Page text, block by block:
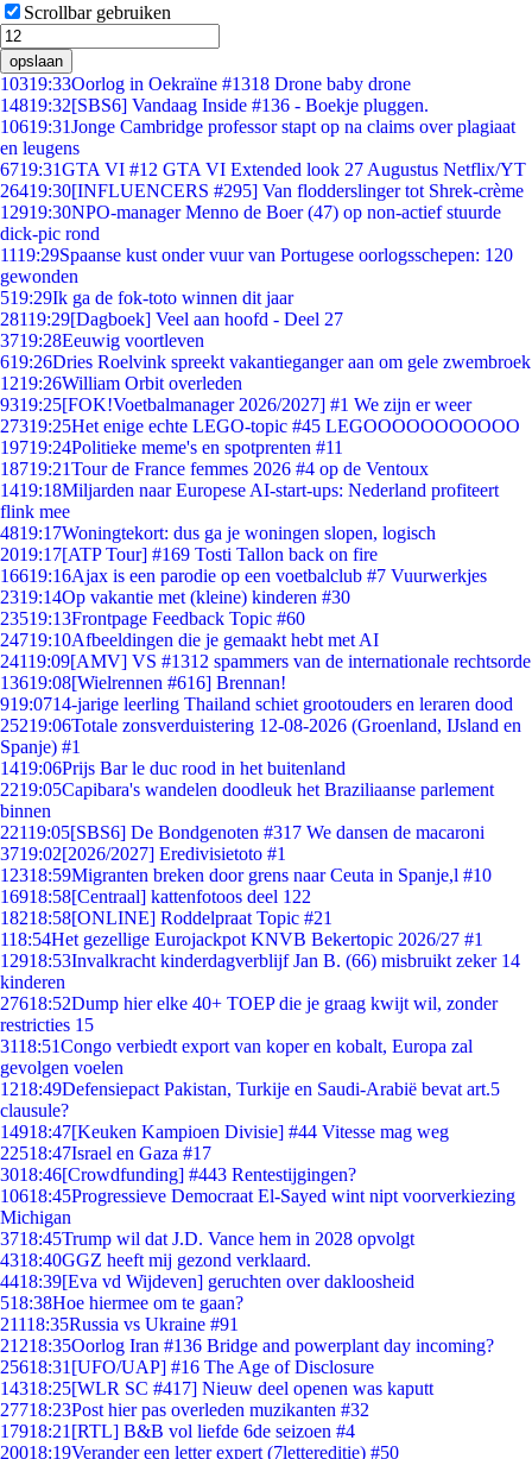
Scrollbar gebruiken
opslaan
10319:33Oorlog in Oekraïne #1318 Drone baby drone
14819:32[SBS6] Vandaag Inside #136 - Boekje pluggen.
10619:31Jonge Cambridge professor stapt op na claims over plagiaat
en leugens
6719:31GTA VI #12 GTA VI Extended look 27 Augustus Netflix/YT
26419:30[INFLUENCERS #295] Van flodderslinger tot Shrek-crème
12919:30NPO-manager Menno de Boer (47) op non-actief stuurde
dick-pic rond
1119:29Spaanse kust onder vuur van Portugese oorlogsschepen: 120
gewonden
519:29Ik ga de fok-toto winnen dit jaar
28119:29[Dagboek] Veel aan hoofd - Deel 27
3719:28Eeuwig voortleven
619:26Dries Roelvink spreekt vakantieganger aan om gele zwembroek
1219:26William Orbit overleden
9319:25[FOK!Voetbalmanager 2026/2027] #1 We zijn er weer
27319:25Het enige echte LEGO-topic #45 LEGOOOOOOOOOOO
19719:24Politieke meme's en spotprenten #11
18719:21Tour de France femmes 2026 #4 op de Ventoux
1419:18Miljarden naar Europese AI-start-ups: Nederland profiteert
flink mee
4819:17Woningtekort: dus ga je woningen slopen, logisch
2019:17[ATP Tour] #169 Tosti Tallon back on fire
16619:16Ajax is een parodie op een voetbalclub #7 Vuurwerkjes
2319:14Op vakantie met (kleine) kinderen #30
23519:13Frontpage Feedback Topic #60
24719:10Afbeeldingen die je gemaakt hebt met AI
24119:09[AMV] VS #1312 spammers van de internationale rechtsorde
13619:08[Wielrennen #616] Brennan!
919:0714-jarige leerling Thailand schiet grootouders en leraren dood
25219:06Totale zonsverduistering 12-08-2026 (Groenland, IJsland en
Spanje) #1
1419:06Prijs Bar le duc rood in het buitenland
2219:05Capibara's wandelen doodleuk het Braziliaanse parlement
binnen
22119:05[SBS6] De Bondgenoten #317 We dansen de macaroni
3719:02[2026/2027] Eredivisietoto #1
12318:59Migranten breken door grens naar Ceuta in Spanje,l #10
16918:58[Centraal] kattenfotoos deel 122
18218:58[ONLINE] Roddelpraat Topic #21
118:54Het gezellige Eurojackpot KNVB Bekertopic 2026/27 #1
12918:53Invalkracht kinderdagverblijf Jan B. (66) misbruikt zeker 14
kinderen
27618:52Dump hier elke 40+ TOEP die je graag kwijt wil, zonder
restricties 15
3118:51Congo verbiedt export van koper en kobalt, Europa zal
gevolgen voelen
1218:49Defensiepact Pakistan, Turkije en Saudi-Arabië bevat art.5
clausule?
14918:47[Keuken Kampioen Divisie] #44 Vitesse mag weg
22518:47Israel en Gaza #17
3018:46[Crowdfunding] #443 Rentestijgingen?
10618:45Progressieve Democraat El-Sayed wint nipt voorverkiezing
Michigan
3718:45Trump wil dat J.D. Vance hem in 2028 opvolgt
4318:40GGZ heeft mij gezond verklaard.
4418:39[Eva vd Wijdeven] geruchten over dakloosheid
518:38Hoe hiermee om te gaan?
21118:35Russia vs Ukraine #91
21218:35Oorlog Iran #136 Bridge and powerplant day incoming?
25618:31 [UFO/UAP] #16 The Age of Disclosure
14318:25[WLR SC #417] Nieuw deel openen was kaputt
27718:23Post hier pas overleden muzikanten #32
17918:21 [RTL] B&B vol liefde 6de seizoen #4
20018:19Verander een letter expert (7lettereditie) #50